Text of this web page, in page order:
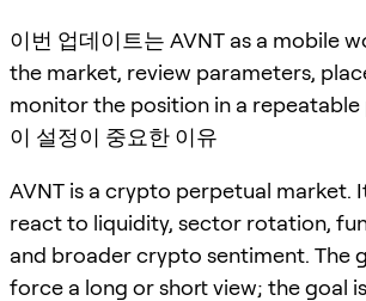
이번 업데이트는 AVNT as a mobile
the market, review parameters,
monitor the position in a repeatable
이 설정이 중요한 이유
AVNT is a crypto perpetual market.
react to liquidity, sector rotation,
and broader crypto sentiment. The
force a long or short view; the goal